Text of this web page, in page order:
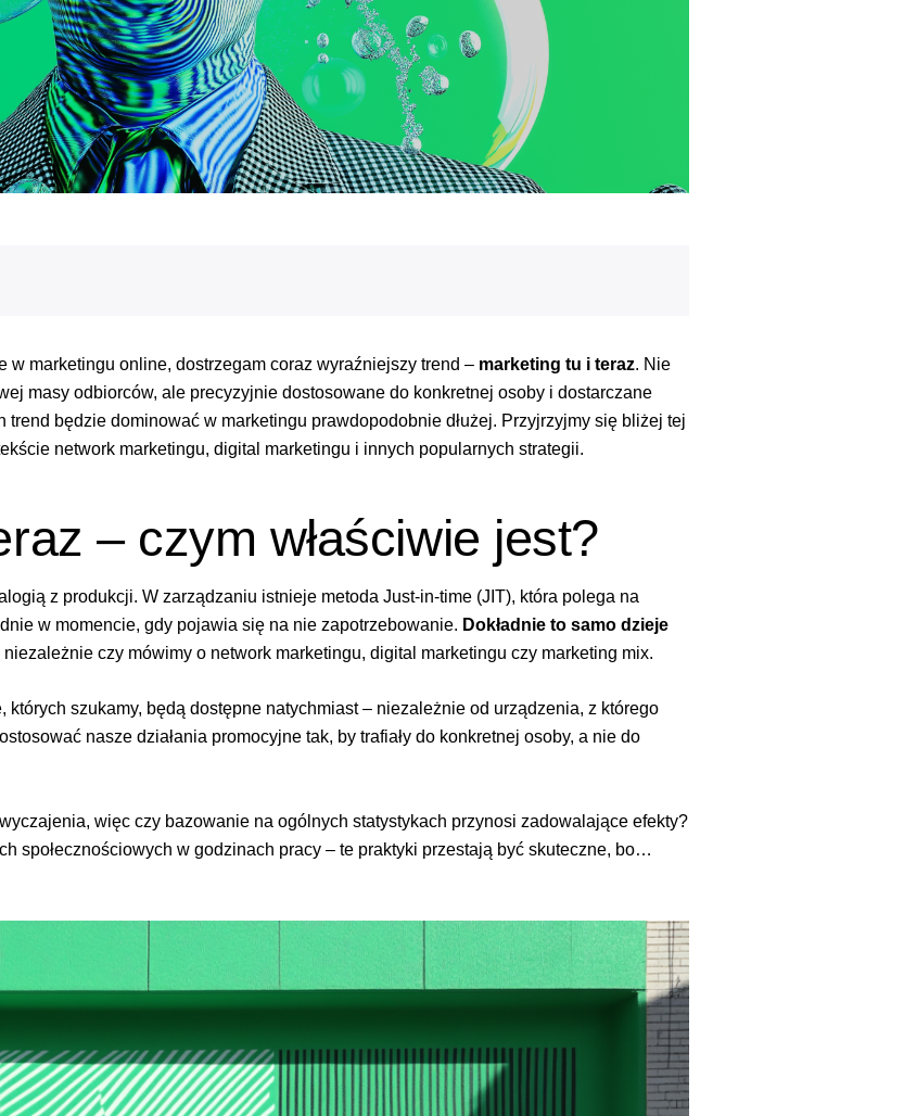
marketingu online, dostrzegam coraz wyraźniejszy trend – marketing tu i teraz. Nie
masy odbiorców, ale precyzyjnie dostosowane do konkretnej osoby i dostarczane
trend będzie dominować w marketingu prawdopodobnie dłużej. Przyjrzyjmy się bliżej tej
network marketingu, digital marketingu i innych popularnych strategii.
– czym właściwie jest?
z produkcji. W zarządzaniu istnieje metoda Just-in-time (JIT), która polega na
w momencie, gdy pojawia się na nie zapotrzebowanie. Dokładnie to samo dzieje
niezależnie czy mówimy o network marketingu, digital marketingu czy marketing mix.
szukamy, będą dostępne natychmiast – niezależnie od urządzenia, z którego
nasze działania promocyjne tak, by trafiały do konkretnej osoby, a nie do
więc czy bazowanie na ogólnych statystykach przynosi zadowalające efekty?
społecznościowych w godzinach pracy – te praktyki przestają być skuteczne, bo…